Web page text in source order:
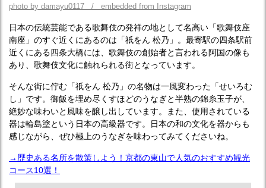
photo by damayu0117 / embedded from Instagram
日本の伝統芸能である歌舞伎の発祥の地として名高い「歌舞伎座
南座」のすぐ近くにあるのは「祇をん 松乃」。最寄駅の四条駅前
近くにある四条大橋には、歌舞伎の創始者と言われる阿国の像も
あり、歌舞伎文化に触れられる街となっています。
そんな街に佇む「祇をん 松乃」の名物は一風変わった「せいろむ
し」です。御飯を埋め尽くすほどのうなぎと半熟の錦糸玉子が、
絶妙な味わいと風味を醸し出しています。また、使用されている
器は輪島塗という日本の高級器です。日本の和の文化を器からも
感じながら、ぜひ極上のうなぎを味わってみてくださいね。
→歴史ある名所を散策しよう！京都の東山で人気のおすすめ観光
コース10選！